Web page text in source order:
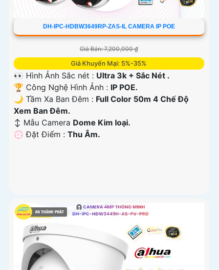
DH-IPC-HDBW3649RP-ZAS-IL CAMERA IP POE
Giá Bán: 7,200,000 ₫
Giá Khuyến Mại: 5%-35%
👀 Hình Ảnh Sắc nét : Ultra 3k + Sắc Nét .
🏆 Công Nghệ Hình Ảnh : IP POE.
🌙 Tầm Xa Ban Đêm : Full Color 50m 4 Chế Độ
Xem Ban Đêm.
↕️ Mẫu Camera Dome Kim loại.
️💮 Đặt Điểm : Thu Âm.